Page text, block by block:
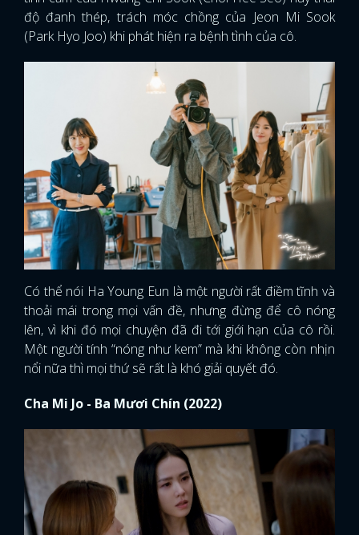
độ đanh thép, trách móc chồng của Jeon Mi Sook
(Park Hyo Joo) khi phát hiện ra bệnh tình của cô.
Có thể nói Ha Young Eun là một người rất điềm tĩnh và
thoải mái trong mọi vấn đề, nhưng đừng để cô nóng
lên, vì khi đó mọi chuyện đã đi tới giới hạn của cô rồi.
Một người tính “nóng như kem” mà khi không còn nhịn
nổi nữa thì mọi thứ sẽ rất là khó giải quyết đó.
Cha Mi Jo - Ba Mươi Chín (2022)